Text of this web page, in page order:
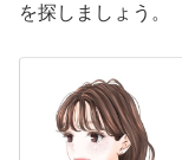
を探しましょう。